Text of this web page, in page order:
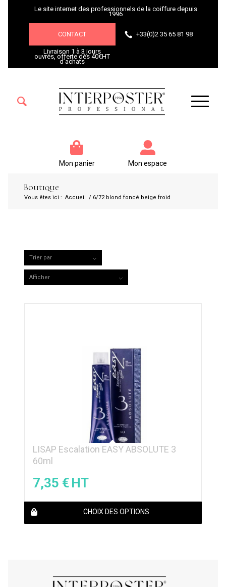
Livraison 1 à 3 jours
ouvrés, offerte dès 40€HT
d’achats
Le site internet des professionnels de la coiffure depuis
1996
CONTACT +33(0)2 35 65 81 98
Mon panier Mon espace
Boutique
Vous êtes ici : Accueil / 6/72 blond foncé beige froid
Trier par
Afficher
LISAP Escalation EASY ABSOLUTE 3
60ml
7,35 €
CHOIX DES OPTIONS